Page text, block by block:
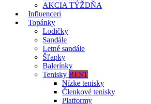
AKCIA TÝŽDŇA
Influenceri
Topánky
Lodičky
Sandále
Letné sandále
Šľapky
Balerínky
Tenisky BEST
Nízke tenisky
Členkové tenisky
Platformy